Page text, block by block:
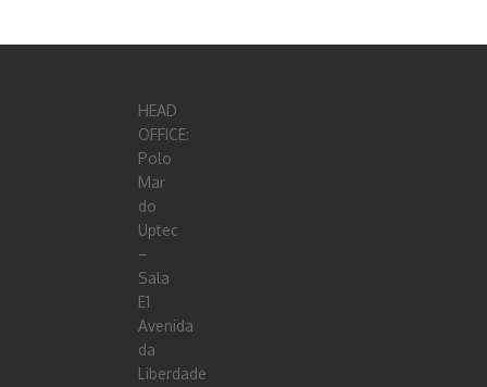
HEAD
OFFICE:
Polo
Mar
do
Uptec
–
Sala
E1
Avenida
da
Liberdade